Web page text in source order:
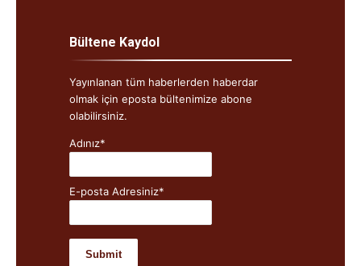
Bültene Kaydol
Yayınlanan tüm haberlerden haberdar
olmak için eposta bültenimize abone
olabilirsiniz.
Adınız*
E-posta Adresiniz*